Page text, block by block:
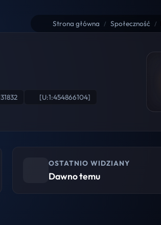
Strona główna / Społeczność /
[U:1:454866104]
OSTATNIO WIDZIANY
Dawno temu